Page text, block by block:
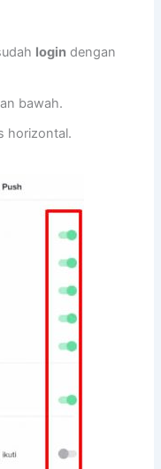
login dengan
bawah.
horizontal.